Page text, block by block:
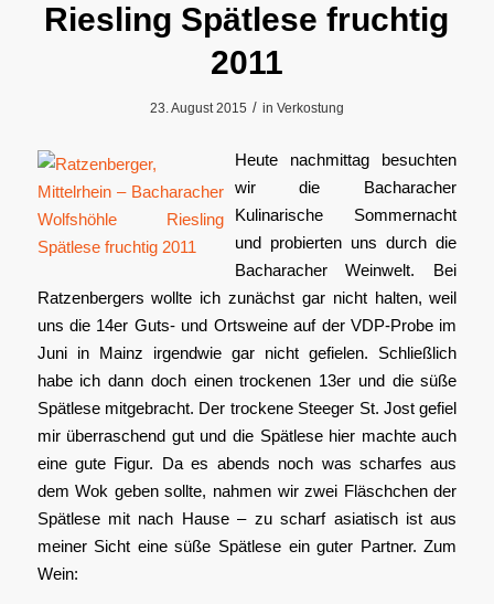
Riesling Spätlese fruchtig
2011
23. August 2015 / in Verkostung
Heute nachmittag besuchten
wir die Bacharacher
Kulinarische Sommernacht
und probierten uns durch die
Bacharacher Weinwelt. Bei
Ratzenbergers wollte ich zunächst gar nicht halten, weil
uns die 14er Guts- und Ortsweine auf der VDP-Probe im
Juni in Mainz irgendwie gar nicht gefielen. Schließlich
habe ich dann doch einen trockenen 13er und die süße
Spätlese mitgebracht. Der trockene Steeger St. Jost gefiel
mir überraschend gut und die Spätlese hier machte auch
eine gute Figur. Da es abends noch was scharfes aus
dem Wok geben sollte, nahmen wir zwei Fläschchen der
Spätlese mit nach Hause – zu scharf asiatisch ist aus
meiner Sicht eine süße Spätlese ein guter Partner. Zum
Wein: